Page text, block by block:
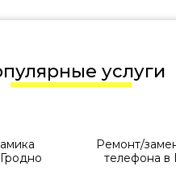
услуги
Ремонт/
телефона в